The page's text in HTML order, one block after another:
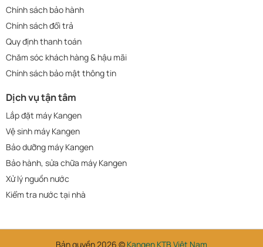
Chính sách bảo hành
Chính sách đổi trả
Quy định thanh toán
Chăm sóc khách hàng & hậu mãi
Chính sách bảo mật thông tin
Dịch vụ tận tâm
Lắp đặt máy Kangen
Vệ sinh máy Kangen
Bảo dưỡng máy Kangen
Bảo hành, sửa chữa máy Kangen
Xử lý nguồn nước
Kiểm tra nước tại nhà
Bản quyền 2026 © Kangen KTB Việt Nam